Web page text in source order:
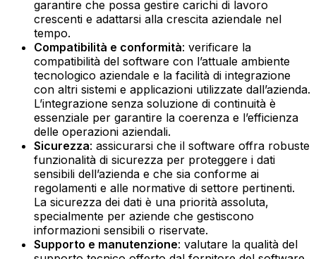
garantire che possa gestire carichi di lavoro
crescenti e adattarsi alla crescita aziendale nel
tempo.‍
Compatibilità e conformità: verificare la
compatibilità del software con l’attuale ambiente
tecnologico aziendale e la facilità di integrazione
con altri sistemi e applicazioni utilizzate dall’azienda.
L’integrazione senza soluzione di continuità è
essenziale per garantire la coerenza e l’efficienza
delle operazioni aziendali.‍
Sicurezza: assicurarsi che il software offra robuste
funzionalità di sicurezza per proteggere i dati
sensibili dell’azienda e che sia conforme ai
regolamenti e alle normative di settore pertinenti.
La sicurezza dei dati è una priorità assoluta,
specialmente per aziende che gestiscono
informazioni sensibili o riservate.‍
Supporto e manutenzione: valutare la qualità del